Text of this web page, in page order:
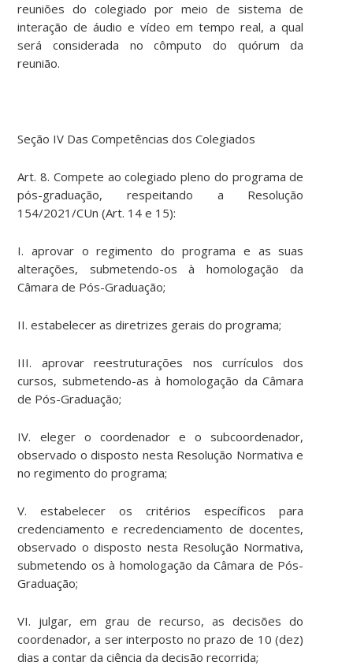
reuniões do colegiado por meio de sistema de
interação de áudio e vídeo em tempo real, a qual
será considerada no cômputo do quórum da
reunião.
Seção IV Das Competências dos Colegiados
Art. 8. Compete ao colegiado pleno do programa de
pós-graduação, respeitando a Resolução
154/2021/CUn (Art. 14 e 15):
I. aprovar o regimento do programa e as suas
alterações, submetendo-os à homologação da
Câmara de Pós-Graduação;
II. estabelecer as diretrizes gerais do programa;
III. aprovar reestruturações nos currículos dos
cursos, submetendo-as à homologação da Câmara
de Pós-Graduação;
IV. eleger o coordenador e o subcoordenador,
observado o disposto nesta Resolução Normativa e
no regimento do programa;
V. estabelecer os critérios específicos para
credenciamento e recredenciamento de docentes,
observado o disposto nesta Resolução Normativa,
submetendo os à homologação da Câmara de Pós-
Graduação;
VI. julgar, em grau de recurso, as decisões do
coordenador, a ser interposto no prazo de 10 (dez)
dias a contar da ciência da decisão recorrida;